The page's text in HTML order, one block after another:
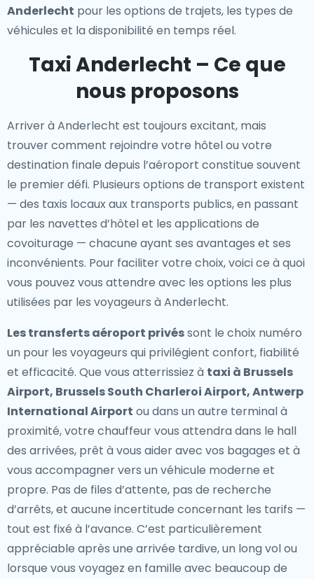
Anderlecht pour les options de trajets, les types de
véhicules et la disponibilité en temps réel.
Taxi Anderlecht – Ce que
nous proposons
Arriver à Anderlecht est toujours excitant, mais
trouver comment rejoindre votre hôtel ou votre
destination finale depuis l’aéroport constitue souvent
le premier défi. Plusieurs options de transport existent
— des taxis locaux aux transports publics, en passant
par les navettes d’hôtel et les applications de
covoiturage — chacune ayant ses avantages et ses
inconvénients. Pour faciliter votre choix, voici ce à quoi
vous pouvez vous attendre avec les options les plus
utilisées par les voyageurs à Anderlecht.
Les transferts aéroport privéssont le choix numéro
un pour les voyageurs qui privilégient confort, fiabilité
et efficacité. Que vous atterrissiez à taxi à Brussels
Airport, Brussels South Charleroi Airport, Antwerp
International Airport ou dans un autre terminal à
proximité, votre chauffeur vous attendra dans le hall
des arrivées, prêt à vous aider avec vos bagages et à
vous accompagner vers un véhicule moderne et
propre. Pas de files d’attente, pas de recherche
d’arrêts, et aucune incertitude concernant les tarifs —
tout est fixé à l’avance. C’est particulièrement
appréciable après une arrivée tardive, un long vol ou
lorsque vous voyagez en famille avec beaucoup de